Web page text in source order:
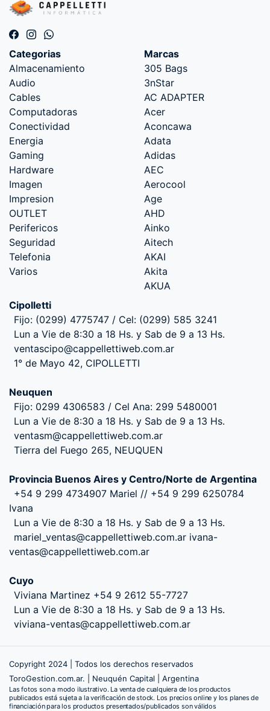
Categorias
Almacenamiento
Audio
Cables
Computadoras
Conectividad
Energia
Gaming
Hardware
Imagen
Impresion
OUTLET
Perifericos
Seguridad
Telefonia
Varios
Marcas
305 Bags
3nStar
AC ADAPTER
Acer
Aconcawa
Adata
Adidas
AEC
Aerocool
Age
AHD
Ainko
Aitech
AKAI
Akita
AKUA
Cipolletti
Fijo: (0299) 4775747 / Cel: (0299) 585 3241
Lun a Vie de 8:30 a 18 Hs. y Sab de 9 a 13 Hs.
ventascipo@cappellettiweb.com.ar
1° de Mayo 42, CIPOLLETTI
Neuquen
Fijo: 0299 4306583 / Cel Ana: 299 5480001
Lun a Vie de 8:30 a 18 Hs. y Sab de 9 a 13 Hs.
ventasm@cappellettiweb.com.ar
Tierra del Fuego 265, NEUQUEN
Provincia Buenos Aires y Centro/Norte de Argentina
+54 9 299 4734907 Mariel // +54 9 299 6250784
Ivana
Lun a Vie de 8:30 a 18 Hs. y Sab de 9 a 13 Hs.
mariel_ventas@cappellettiweb.com.ar ivana-
ventas@cappellettiweb.com.ar
Cuyo
Viviana Martinez +54 9 2612 55-7727
Lun a Vie de 8:30 a 18 Hs. y Sab de 9 a 13 Hs.
viviana-ventas@cappellettiweb.com.ar
Copyright 2024 | Todos los derechos reservados
ToroGestion.com.ar. | Neuquén Capital | Argentina
Las fotos son a modo ilustrativo. La venta de cualquiera de los productos
publicados está sujeta a la verificación de stock. Los precios online y los planes de
financiación para los productos presentados/publicados son válidos